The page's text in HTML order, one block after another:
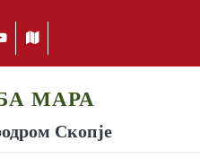
МАРА
Скопје